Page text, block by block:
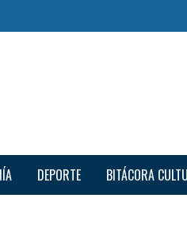
DEPORTE BITÁCORA